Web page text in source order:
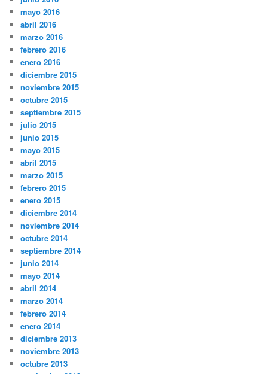
mayo 2016
abril 2016
marzo 2016
febrero 2016
enero 2016
diciembre 2015
noviembre 2015
octubre 2015
septiembre 2015
julio 2015
junio 2015
mayo 2015
abril 2015
marzo 2015
febrero 2015
enero 2015
diciembre 2014
noviembre 2014
octubre 2014
septiembre 2014
junio 2014
mayo 2014
abril 2014
marzo 2014
febrero 2014
enero 2014
diciembre 2013
noviembre 2013
octubre 2013